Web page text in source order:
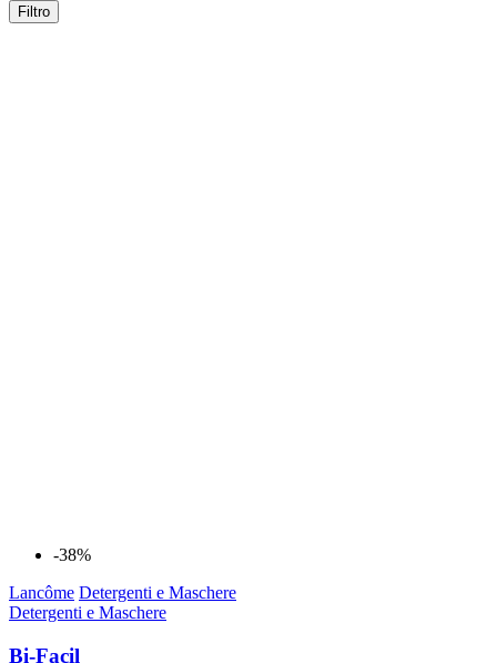
Filtro
-38%
Lancôme Detergenti e Maschere
Detergenti e Maschere
Bi-Facil